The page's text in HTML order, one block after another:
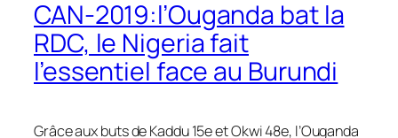
CAN-2019:l’Ouganda bat la
RDC, le Nigeria fait
l’essentiel face au Burundi
Grâce aux buts de Kaddu 15e et Okwi 48e, l’Ouganda